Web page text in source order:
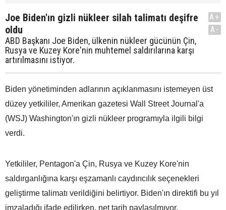
Joe Biden'ın gizli nükleer silah talimatı deşifre
oldu
ABD Başkanı Joe Biden, ülkenin nükleer gücünün Çin,
Rusya ve Kuzey Kore'nin muhtemel saldırılarına karşı
artırılmasını istiyor.
A+
A-
Biden yönetiminden adlarının açıklanmasını istemeyen üst
düzey yetkililer, Amerikan gazetesi Wall Street Journal'a
(WSJ) Washington'ın gizli nükleer programıyla ilgili bilgi
verdi.
Yetkililer, Pentagon'a Çin, Rusya ve Kuzey Kore'nin
saldırganlığına karşı eşzamanlı caydırıcılık seçenekleri
geliştirme talimatı verildiğini belirtiyor. Biden'ın direktifi bu yıl
imzaladığı ifade edilirken, net tarih paylaşılmıyor.